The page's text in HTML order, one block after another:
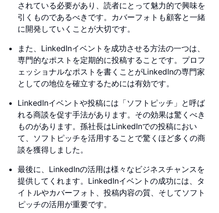
されている必要があり、読者にとって魅力的で興味を
引くものであるべきです。カバーフォトも顧客と一緒
に開発していくことが大切です。
また、LinkedInイベントを成功させる方法の一つは、
専門的なポストを定期的に投稿することです。プロフ
ェッショナルなポストを書くことがLinkedInの専門家
としての地位を確立するためには有効です。
LinkedInイベントや投稿には「ソフトピッチ」と呼ば
れる商談を促す手法があります。その効果は驚くべき
ものがあります。孫社長はLinkedInでの投稿におい
て、ソフトピッチを活用することで驚くほど多くの商
談を獲得しました。
最後に、LinkedInの活用は様々なビジネスチャンスを
提供してくれます。LinkedInイベントの成功には、タ
イトルやカバーフォト、投稿内容の質、そしてソフト
ピッチの活用が重要です。